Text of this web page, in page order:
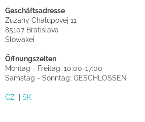
Geschäftsadresse
Zuzany Chalupovej 11
85107 Bratislava
Slowakei
Öffnungszeiten
Montag - Freitag: 10:00-17:00
Samstag - Sonntag: GESCHLOSSEN
CZ SK